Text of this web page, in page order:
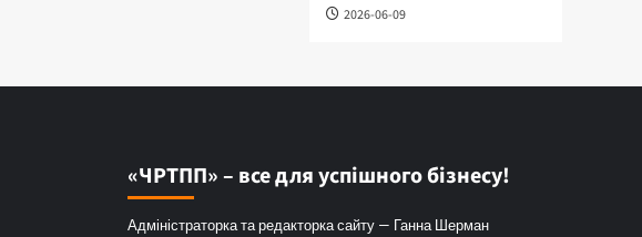
2026-06-09
«ЧРТПП» – все для успішного бізнесу!
Адміністраторка та редакторка сайту — Ганна Шерман